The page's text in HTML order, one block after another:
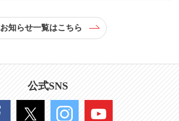
お知らせ一覧はこちら
公式SNS